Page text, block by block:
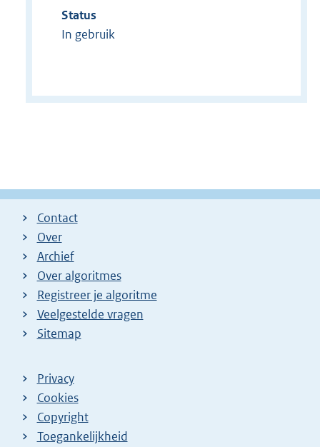
Status
In gebruik
Contact
Over
Archief
Over algoritmes
Registreer je algoritme
Veelgestelde vragen
Sitemap
Privacy
Cookies
Copyright
Toegankelijkheid